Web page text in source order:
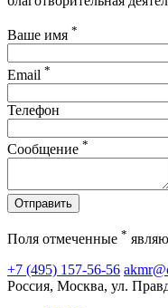
Ваше имя *
Email *
Телефон
Сообщение *
Отправить
Поля отмеченные *
+7 (495) 157-56-56
Россия, Москва, ул.